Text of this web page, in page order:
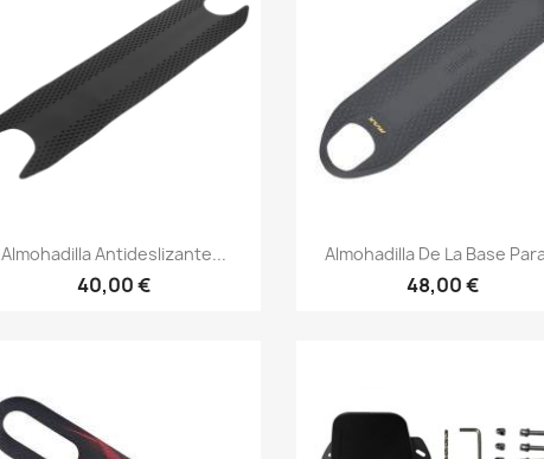
Vista rápida
Almohadilla Antideslizante...
40,00 €
Vista rápida
Almohadilla De La Base
48,00 €